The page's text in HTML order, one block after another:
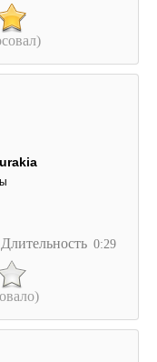
Длительность 0:29